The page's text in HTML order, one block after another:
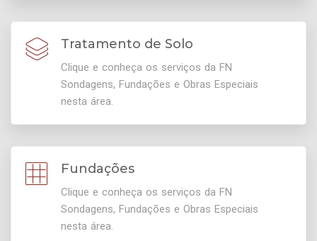
Tratamento de Solo
Clique e conheça os serviços da FN
Sondagens, Fundações e Obras Especiais
nesta área.
Fundações
Clique e conheça os serviços da FN
Sondagens, Fundações e Obras Especiais
nesta área.